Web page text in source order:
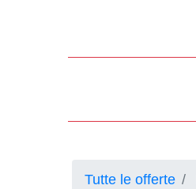
Tutte le offerte